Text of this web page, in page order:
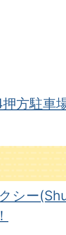
方駐車
シー